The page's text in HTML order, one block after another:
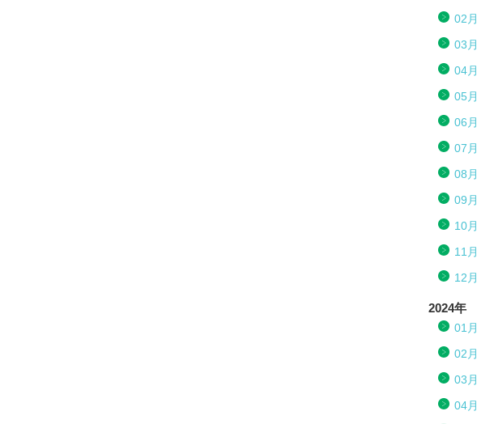
02月
03月
04月
05月
06月
07月
08月
09月
10月
11月
12月
2024年
01月
02月
03月
04月